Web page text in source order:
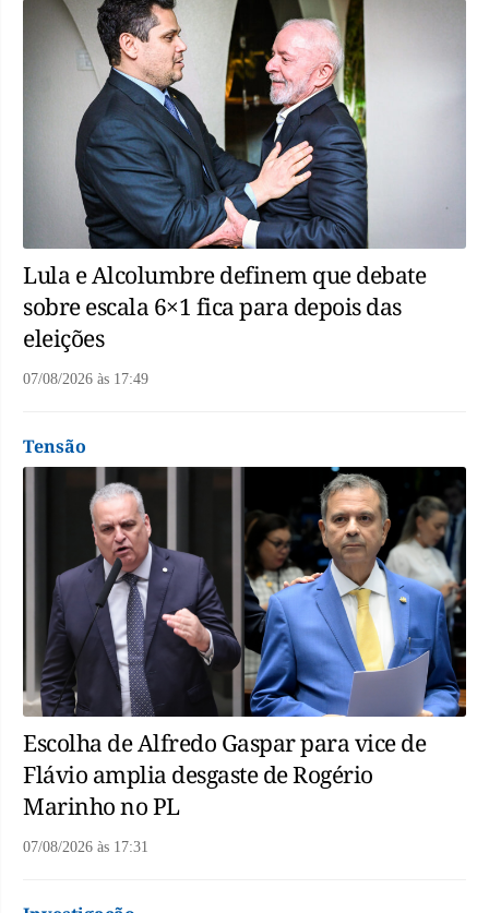
Lula e Alcolumbre definem que debate
sobre escala 6×1 fica para depois das
eleições
07/08/2026 às 17:49
Tensão
Escolha de Alfredo Gaspar para vice de
Flávio amplia desgaste de Rogério
Marinho no PL
07/08/2026 às 17:31